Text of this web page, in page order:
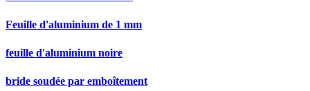
Feuille d'aluminium de 1 mm
feuille d'aluminium noire
bride soudée par emboîtement